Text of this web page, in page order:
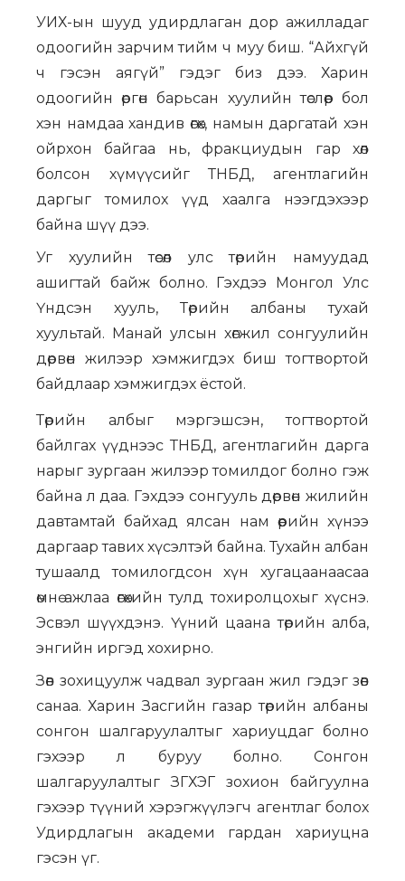
УИХ-ын шууд удирдлаган дор ажилладаг
одоогийн зарчим тийм ч муу биш. “Айхгүй
ч гэсэн аягүй” гэдэг биз дээ. Харин
одоогийн өргөн барьсан хуулийн төслөөр бол
хэн намдаа хандив өгөх, намын даргатай хэн
ойрхон байгаа нь, фракциудын гар хөл
болсон хүмүүсийг ТНБД, агентлагийн
даргыг томилох үүд хаалга нээгдэхээр
байна шүү дээ.
Уг хуулийн төсөл улс төрийн намуудад
ашигтай байж болно. Гэхдээ Монгол Улс
Үндсэн хууль, Төрийн албаны тухай
хуультай. Манай улсын хөгжил сонгуулийн
дөрвөн жилээр хэмжигдэх биш тогтвортой
байдлаар хэмжигдэх ёстой.
Төрийн албыг мэргэшсэн, тогтвортой
байлгах үүднээс ТНБД, агентлагийн дарга
нарыг зургаан жилээр томилдог болно гэж
байна л даа. Гэхдээ сонгууль дөрвөн жилийн
давтамтай байхад ялсан нам өөрийн хүнээ
даргаар тавих хүсэлтэй байна. Тухайн албан
тушаалд томилогдсон хүн хугацаанаасаа
өмнө ажлаа өгөхийн тулд тохиролцохыг хүснэ.
Эсвэл шүүхдэнэ. Үүний цаана төрийн алба,
энгийн иргэд хохирно.
Зөв зохицуулж чадвал зургаан жил гэдэг зөв
санаа. Харин Засгийн газар төрийн албаны
сонгон шалгаруулалтыг хариуцдаг болно
гэхээр л буруу болно. Сонгон
шалгаруулалтыг ЗГХЭГ зохион байгуулна
гэхээр түүний хэрэгжүүлэгч агентлаг болох
Удирдлагын академи гардан хариуцна
гэсэн үг.